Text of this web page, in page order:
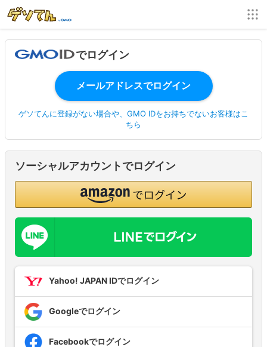
でログイン
ゲソてんに登録がない場合や、GMO IDをお持ちでないお客様はこ
ちら
ソーシャルアカウントでログイン
Yahoo! JAPAN IDでログイン
Googleでログイン
Facebookでログイン